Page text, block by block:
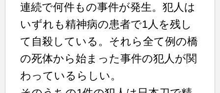
連続で何件もの事件が発生。犯人は
いずれも精神病の患者で1人を残し
て自殺している。それら全て例の橋
の死体から始まった事件の犯人が関
わっているらしい。